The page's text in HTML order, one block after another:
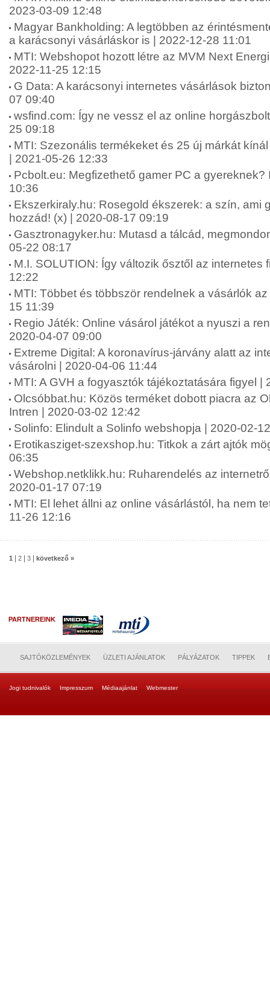
2023-03-09 12:48
Magyar Bankholding: A legtöbben az
a karácsonyi vásárláskor is | 2022-12-28 11:01
MTI: Webshopot hozott létre az MVM Next
2022-11-25 12:15
G Data: A karácsonyi internetes vásárlások
07 09:40
wsfind.com: Így ne vessz el az online
25 09:18
MTI: Szezonális termékeket és 25 új márkát
| 2021-05-26 12:33
Pcbolt.eu: Megfizethető gamer PC a gyereknek?
10:36
Ekszerkiraly.hu: Rosegold ékszerek: a szín, ami
hozzád! (x) | 2020-08-17 09:19
Gasztronagyker.hu: Mutasd a tálcád,
05-22 08:17
M.I. SOLUTION: Így változik ősztől az internetes
12:22
MTI: Többet és többször rendelnek a vásárlók
15 11:39
Regio Játék: Online vásárol játékot a nyuszi a
2020-04-07 09:00
Extreme Digital: A koronavírus-járvány alatt az
vásárolni | 2020-04-06 11:44
MTI: A GVH a fogyasztók tájékoztatására figyel |
Olcsóbbat.hu: Közös terméket dobott piacra az
Intren | 2020-03-02 12:42
Solinfo: Elindult a Solinfo webshopja | 2020-02-
Erotikasziget-szexshop.hu: Titkok a zárt ajtók
06:35
Webshop.netklikk.hu: Ruharendelés az
2020-01-17 07:19
MTI: El lehet állni az online vásárlástól, ha nem
11-26 12:16
1 2 3 következő »
PARTNEREINK
SAJTÓKÖZLEMÉNYEK ÜZLETI AJÁNLATOK PÁLYÁZATOK TIPPEK
Jogi tudnivalók Impresszum Médiaajánlat Webmester